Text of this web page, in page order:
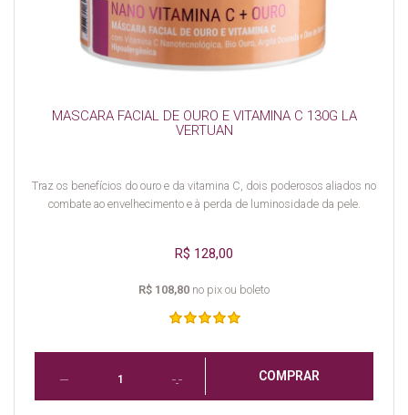
MASCARA FACIAL DE OURO E VITAMINA C 130G LA
VERTUAN
Traz os benefícios do ouro e da vitamina C, dois poderosos aliados no
combate ao envelhecimento e à perda de luminosidade da pele.
R$ 128,00
R$ 108,80 no pix ou boleto
COMPRAR